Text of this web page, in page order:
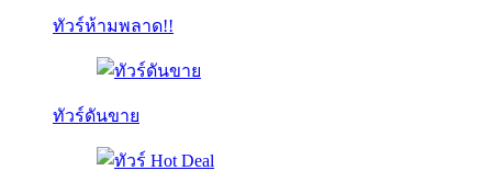
ทัวร์ห้ามพลาด!!
ทัวร์ดันขาย